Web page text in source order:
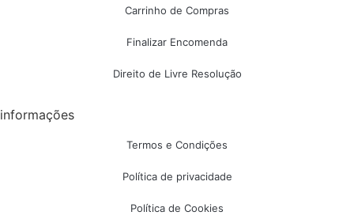
Carrinho de Compras
Finalizar Encomenda
Direito de Livre Resolução
informações
Termos e Condições
Política de privacidade
Política de Cookies